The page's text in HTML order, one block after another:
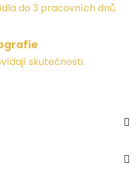
do 3 pracovních dnů.
skutečnosti.